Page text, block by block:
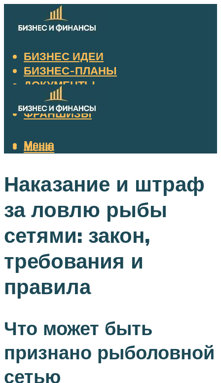
БИЗНЕС ИДЕИ
БИЗНЕС-ПЛАНЫ
ДОКУМЕНТЫ
НАЛОГИ
ФРАНШИЗЫ
Меню
Меню
Наказание и штраф
за ловлю рыбы
сетями: закон,
требования и
правила
Что может быть
признано рыболовной
сетью